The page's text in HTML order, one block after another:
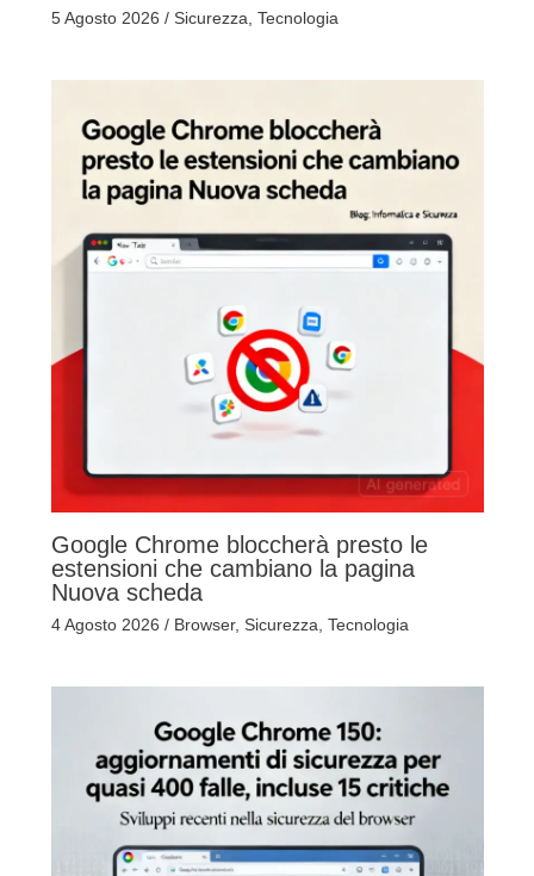
5 Agosto 2026 / Sicurezza Tecnologia
Google Chrome bloccherà presto le
estensioni che cambiano la pagina
Nuova scheda
4 Agosto 2026 / Browser, Sicurezza Tecnologia